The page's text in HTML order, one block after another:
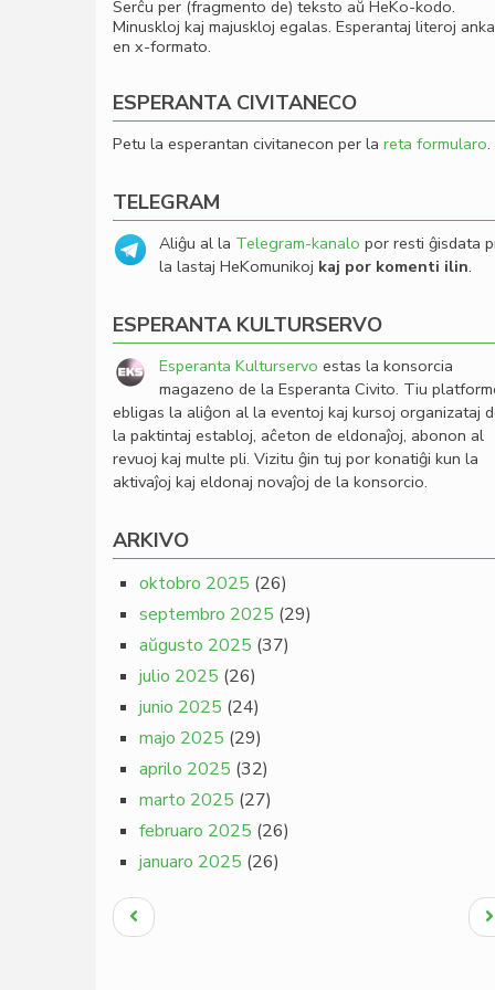
Serĉu per (fragmento de) teksto aŭ HeKo-kodo.
Minuskloj kaj majuskloj egalas. Esperantaj literoj
en x-formato.
ESPERANTA CIVITANECO
Petu la esperantan civitanecon per la reta formularo.
TELEGRAM
Aliĝu al la Telegram-kanalo por resti ĝisdata
la lastaj HeKomunikoj kaj por komenti ilin.
ESPERANTA KULTURSERVO
Esperanta Kulturservo estas la konsorcia
magazeno de la Esperanta Civito. Tiu
ebligas la aliĝon al la eventoj kaj kursoj organizataj
la paktintaj establoj, aĉeton de eldonaĵoj, abonon al
revuoj kaj multe pli. Vizitu ĝin tuj por konatiĝi kun la
aktivaĵoj kaj eldonaj novaĵoj de la konsorcio.
ARKIVO
oktobro 2025 (26)
septembro 2025 (29)
aŭgusto 2025 (37)
julio 2025 (26)
junio 2025 (24)
majo 2025 (29)
aprilo 2025 (32)
marto 2025 (27)
februaro 2025 (26)
januaro 2025 (26)
Pagination
Antaŭa
paĝo